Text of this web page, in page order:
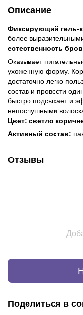
Описание
Фиксирующий гель-
более
естественность
Оказывает
ухоженную форму.
достаточно легко
состав и провести
быстро подсыхает и
непослушными
Цвет: светло
Активный состав:
Отзывы
Поделиться в